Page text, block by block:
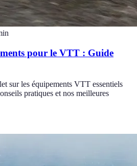
pour le VTT : Guide
sur les équipements VTT essentiels
pratiques et nos meilleures